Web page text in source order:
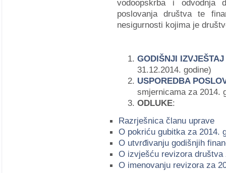
vodoopskrba i odvodnja
poslovanja društva te
nesigurnosti kojima je
GODIŠNJI
31.12.2014. godine)
USPOREDBA
smjernicama za 2014.
ODLUKE:
Razrješnica članu uprave
O pokriću gubitka za 2014.
O utvrđivanju godišnjih
O izvješću revizora društva
O imenovanju revizora za